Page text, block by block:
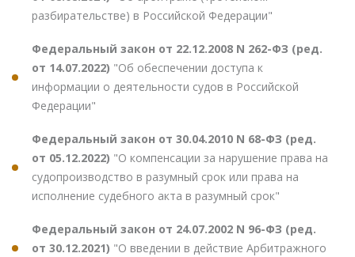
разбирательстве) в Российской Федерации"
Федеральный закон от 22.12.2008 N 262-ФЗ (ред.
от 14.07.2022) "Об обеспечении доступа к
информации о деятельности судов в Российской
Федерации"
Федеральный закон от 30.04.2010 N 68-ФЗ (ред.
от 05.12.2022) "О компенсации за нарушение права на
судопроизводство в разумный срок или права на
исполнение судебного акта в разумный срок"
Федеральный закон от 24.07.2002 N 96-ФЗ (ред.
от 30.12.2021) "О введении в действие Арбитражного